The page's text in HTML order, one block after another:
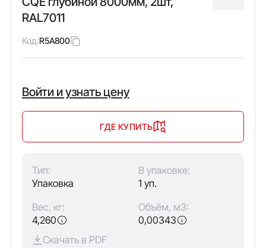
RAL7011
Код:R5A800
Войти и узнать цену
ГДЕ КУПИТЬ
Тип:
Упаковка
В упаковке:
1 уп.
Вес, кг:
4,260
Объём, м3:
0,00343
Скачать в PDF